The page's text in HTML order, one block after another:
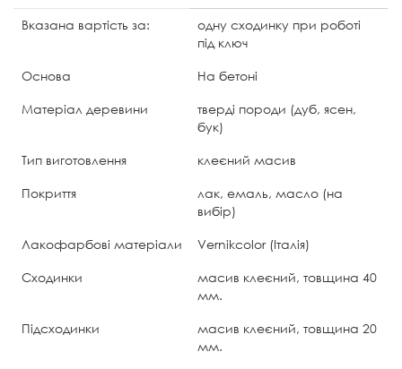
Вказана вартість за:
одну сходинку при роботі
під ключ
Основа
На бетоні
Матеріал деревини
тверді породи (дуб, ясен,
бук)
Тип виготовлення
клеєний масив
Покриття
лак, емаль, масло (на
вибір)
Лакофарбові матеріали
Vernikcolor (Італія)
Сходинки
масив клеєний, товщина 40
мм.
Підсходинки
масив клеєний, товщина 20
мм.